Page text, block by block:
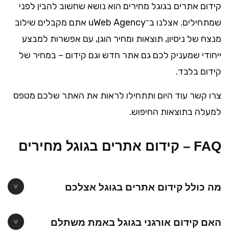
קידום אתרים בגוגל מחירים הוא נושא שחשוב להבין לפני
שמתחילים. אצלנו ב־uWeb Agency אתם מקבלים שילוב
מנצח של ניסיון, תוצאות ומחיר הוגן, עם אפשרות למבצע
ייחודי שמעניק לכם גם אתר חדש וגם קידום – במחיר של
קידום בלבד.
צרו קשר עוד היום ותתחילו לראות את האתר שלכם מטפס
למעלה בתוצאות החיפוש.
FAQ – קידום אתרים בגוגל מחירים
מה כולל קידום אתרים בגוגל אצלכם
האם קידום אורגני בגוגל באמת משתלם